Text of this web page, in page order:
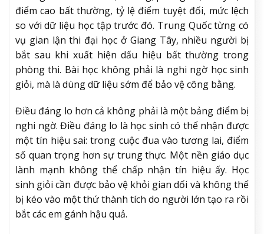
điểm cao bất thường, tỷ lệ điểm tuyệt đối, mức lệch
so với dữ liệu học tập trước đó. Trung Quốc từng có
vụ gian lận thi đại học ở Giang Tây, nhiều người bị
bắt sau khi xuất hiện dấu hiệu bất thường trong
phòng thi. Bài học không phải là nghi ngờ học sinh
giỏi, mà là dùng dữ liệu sớm để bảo vệ công bằng.
Điều đáng lo hơn cả không phải là một bảng điểm bị
nghi ngờ. Điều đáng lo là học sinh có thể nhận được
một tín hiệu sai: trong cuộc đua vào tương lai, điểm
số quan trọng hơn sự trung thực. Một nền giáo dục
lành mạnh không thể chấp nhận tín hiệu ấy. Học
sinh giỏi cần được bảo vệ khỏi gian dối và không thể
bị kéo vào một thứ thành tích do người lớn tạo ra rồi
bắt các em gánh hậu quả.